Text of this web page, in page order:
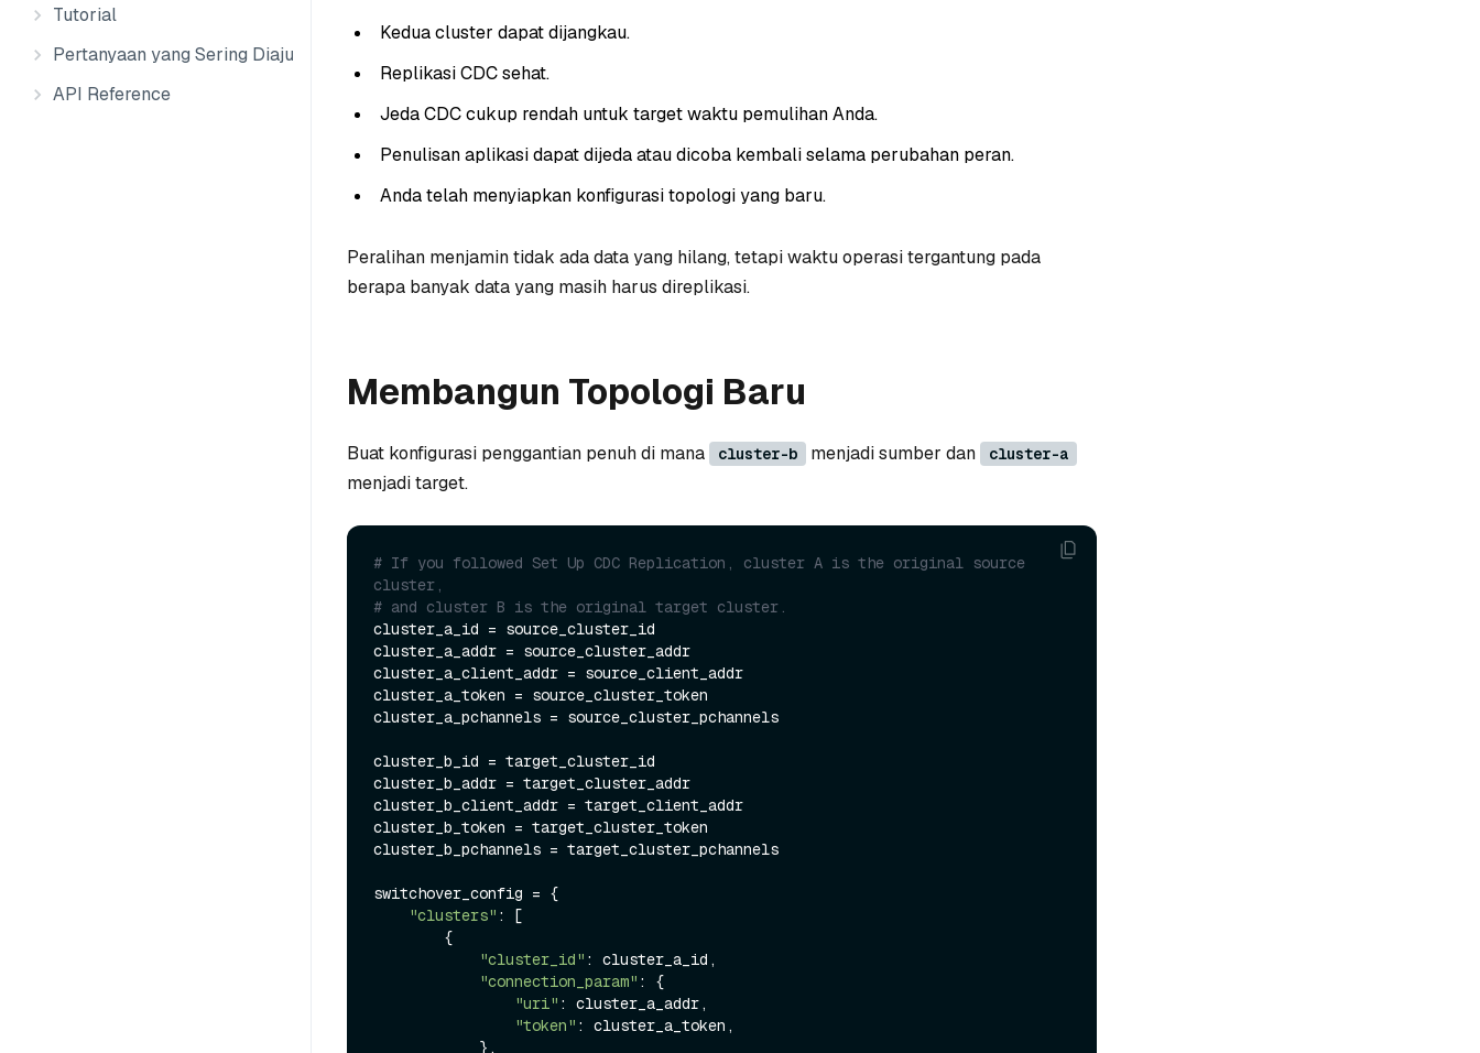
Tutorial
Pertanyaan yang Sering Diajukan
API Reference
Kedua cluster dapat dijangkau.
Replikasi CDC sehat.
Jeda CDC cukup rendah untuk target waktu pemulihan Anda.
Penulisan aplikasi dapat dijeda atau dicoba kembali selama perubahan peran.
Anda telah menyiapkan konfigurasi topologi yang baru.
Peralihan menjamin tidak ada data yang hilang, tetapi waktu operasi tergantung pada
berapa banyak data yang masih harus direplikasi.
Membangun Topologi Baru
Buat konfigurasi penggantian penuh di mana cluster-b menjadi sumber dan cluster-a
menjadi target.
# If you followed Set Up CDC Replication, cluster A is the original source
cluster,
# and cluster B is the original target cluster.
cluster_a_id = source_cluster_id
cluster_a_addr = source_cluster_addr
cluster_a_client_addr = source_client_addr
cluster_a_token = source_cluster_token
cluster_a_pchannels = source_cluster_pchannels
cluster_b_id = target_cluster_id
cluster_b_addr = target_cluster_addr
cluster_b_client_addr = target_client_addr
cluster_b_token = target_cluster_token
cluster_b_pchannels = target_cluster_pchannels
switchover_config = {
"clusters" : [
"cluster_id" : cluster_a_id,
"connection_param" : {
"uri" : cluster_a_addr,
"token" : cluster_a_token,